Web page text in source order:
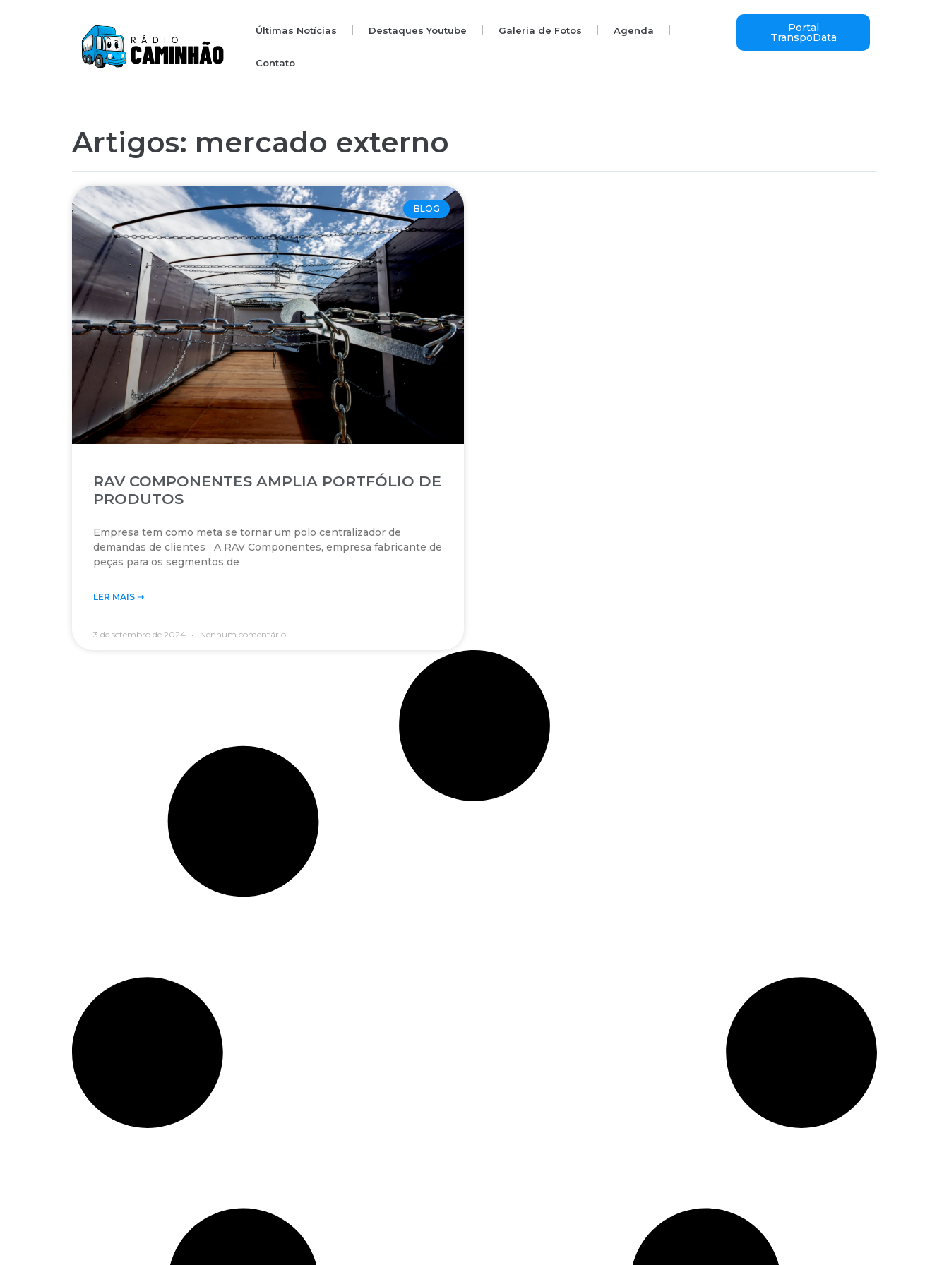
Últimas Notícias Destaques Youtube Galeria de Fotos Agenda
Contato
Portal
TranspoData
Artigos: mercado externo
BLOG
RAV COMPONENTES AMPLIA PORTFÓLIO DE
PRODUTOS
Empresa tem como meta se tornar um polo centralizador de
demandas de clientes A RAV Componentes, empresa fabricante de
peças para os segmentos de
LER MAIS ➝‬
3 de setembro de 2024 Nenhum comentário